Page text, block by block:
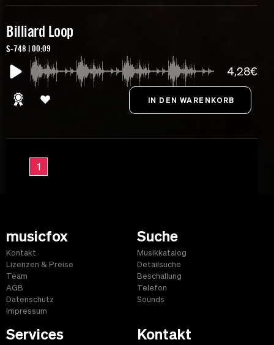
Billiard Loop
S-748 | 00:09
4,28€
1
musicfox
Kontakt
Lizenzen & Preise
Team
AGB
Datenschutz
Impressum
Suche
Musikkatalog
Detailsuche
Beschallung
Telefon
Sounds
Services Kontakt